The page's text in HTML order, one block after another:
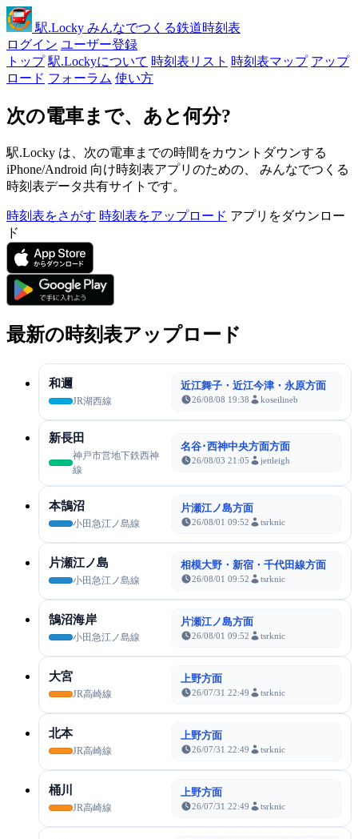
駅.Locky みんなでつくる鉄道時刻表
ログイン ユーザー登録
トップ 駅.Lockyについて 時刻表リスト 時刻表マップ アップ
ロード フォーラム 使い方
次の電車まで、あと何分?
駅.Locky は、次の電車までの時間をカウントダウンする
iPhone/Android 向け時刻表アプリのための、 みんなでつくる
時刻表データ共有サイトです。
時刻表をさがす 時刻表をアップロード アプリをダウンロー
ド
最新の時刻表アップロード
和邇
JR湖西線
近江舞子・近江今津・永原方面
26/08/08 19:38 koseilineb
新長田
神戸市営地下鉄西神
線
名谷･西神中央方面方面
26/08/03 21:05 jettleigh
本鵠沼
小田急江ノ島線
片瀬江ノ島方面
26/08/01 09:52 tsrknic
片瀬江ノ島
小田急江ノ島線
相模大野・新宿・千代田線方面
26/08/01 09:52 tsrknic
鵠沼海岸
小田急江ノ島線
片瀬江ノ島方面
26/08/01 09:52 tsrknic
大宮
JR高崎線
上野方面
26/07/31 22:49 tsrknic
北本
JR高崎線
上野方面
26/07/31 22:49 tsrknic
桶川
JR高崎線
上野方面
26/07/31 22:49 tsrknic